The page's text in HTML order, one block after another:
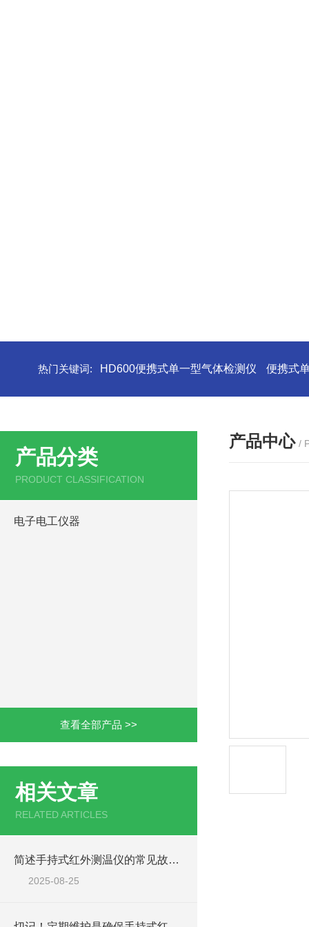
热门关键词: HD600便携式单一型气体检测仪 便携式
产品分类
PRODUCT CLASSIFICATION
电子电工仪器
查看全部产品 >>
相关文章
RELATED ARTICLES
简述手持式红外测温仪的常见故障相应解决方法
2025-08-25
产品中心 /